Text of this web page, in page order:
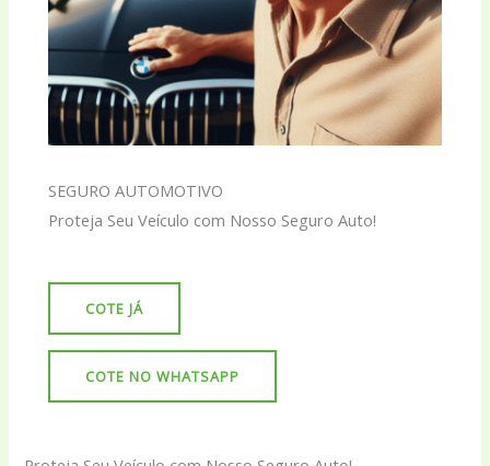
SEGURO AUTOMOTIVO
Proteja Seu Veículo com Nosso Seguro Auto!
COTE JÁ
COTE NO WHATSAPP